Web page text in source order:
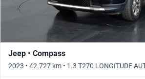
Jeep • Compass
2023 • 42.727 km • 1.3 T270 LONGITUDE